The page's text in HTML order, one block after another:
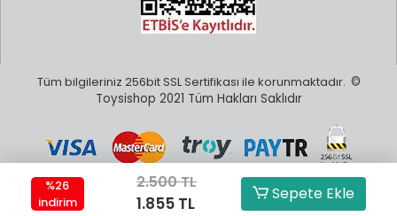
%26
indirim
2.500 TL
1.855 TL Sepete Ekle
Tüm bilgileriniz 256bit SSL Sertifikası ile korunmaktadır. ©
Toysishop 2021 Tüm Hakları Saklıdır